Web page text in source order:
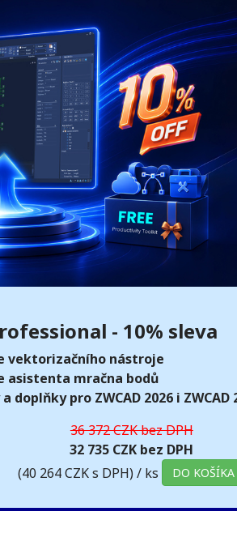
- 10% sleva
vektorizačního nástroje
asistenta mračna bodů
doplňky pro ZWCAD 2026 i ZWCAD
36 372 CZK bez DPH
32 735 CZK bez DPH
(40 264 CZK s DPH)/ ks DO KOŠÍKA